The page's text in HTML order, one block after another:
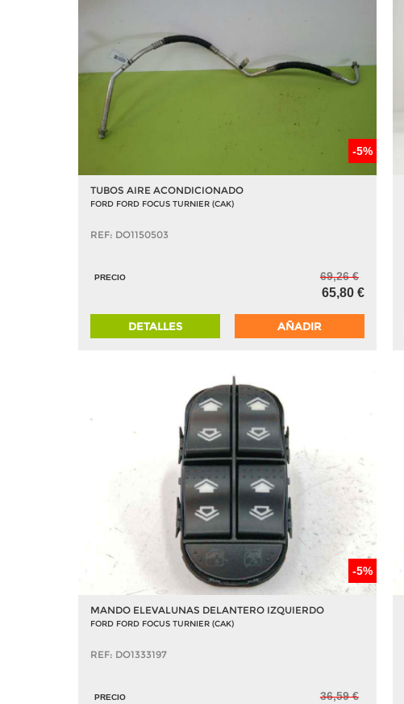
-5%
TUBOS AIRE ACONDICIONADO
FORD FORD FOCUS TURNIER (CAK)
REF: DO1150503
PRECIO 69,26 €
65,80 €
DETALLES AÑADIR
-5%
MANDO ELEVALUNAS DELANTERO IZQUIERDO
FORD FORD FOCUS TURNIER (CAK)
REF: DO1333197
PRECIO 36,59 €